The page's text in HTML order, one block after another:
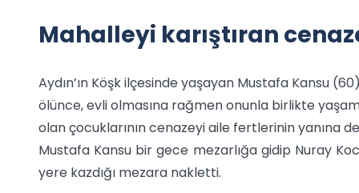
Mahalleyi karıştıran
Aydın’ın Köşk ilçesinde yaşayan Mustafa Kansu
ölünce, evli olmasına rağmen onunla birlikte
olan çocuklarının cenazeyi aile fertlerinin yanına
Mustafa Kansu bir gece mezarlığa gidip Nuray
yere kazdığı mezara nakletti.